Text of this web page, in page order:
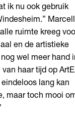
ik nu ook gebruik
ruimte kreeg
en de artistieke
wel meer hand
haar tijd op
lang kan
maar toch mooi